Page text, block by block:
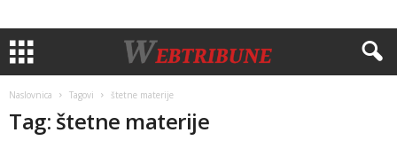
Naslovnica Tagovi štetne materije
Tag: štetne materije